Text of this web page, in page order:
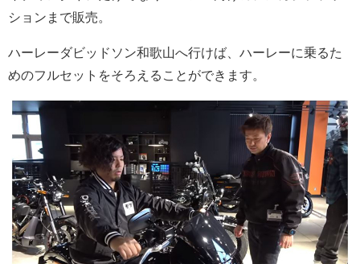
ションまで販売。
ハーレーダビッドソン和歌山へ行けば、ハーレーに乗るた
めのフルセットをそろえることができます。